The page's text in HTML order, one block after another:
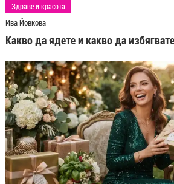
Здраве и красота
Ива Йовкова
Какво да ядете и какво да